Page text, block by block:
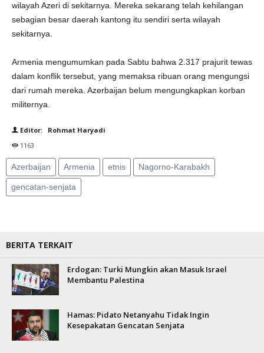
wilayah Azeri di sekitarnya. Mereka sekarang telah kehilangan
sebagian besar daerah kantong itu sendiri serta wilayah
sekitarnya.
Armenia mengumumkan pada Sabtu bahwa 2.317 prajurit tewas
dalam konflik tersebut, yang memaksa ribuan orang mengungsi
dari rumah mereka. Azerbaijan belum mengungkapkan korban
militernya.
Editor: Rohmat Haryadi
1163
Azerbaijan Armenia etnis Nagorno-Karabakh
gencatan-senjata
BERITA TERKAIT
Erdogan: Turki Mungkin akan Masuk Israel
Membantu Palestina
Hamas: Pidato Netanyahu Tidak Ingin
Kesepakatan Gencatan Senjata